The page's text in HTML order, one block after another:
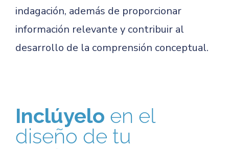
indagación, además de proporcionar
información relevante y contribuir al
desarrollo de la comprensión conceptual.
Inclúyelo en el
diseño de tu